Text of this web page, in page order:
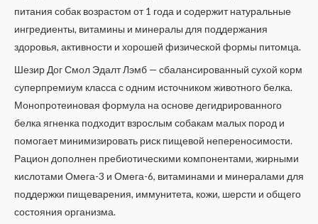
питания собак возрастом от 1 года и содержит натуральные
ингредиенты, витамины и минералы для поддержания
здоровья, активности и хорошей физической формы питомца.
Шезир Дог Смол Эдалт Лэмб — сбалансированный сухой корм
суперпремиум класса с одним источником животного белка.
Монопротеиновая формула на основе дегидрированного
белка ягненка подходит взрослым собакам малых пород и
помогает минимизировать риск пищевой непереносимости.
Рацион дополнен пребиотическими компонентами, жирными
кислотами Омега-3 и Омега-6, витаминами и минералами для
поддержки пищеварения, иммунитета, кожи, шерсти и общего
состояния организма.